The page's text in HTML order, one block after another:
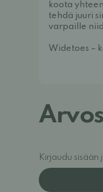
koota
tehdä juuri
varpaille
Widetoes –
Kirjaudu sisään